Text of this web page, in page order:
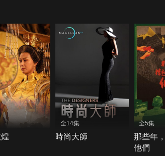
全14集
時尚大師
全5集
那些年
他們